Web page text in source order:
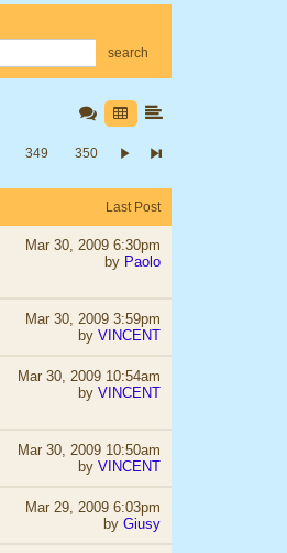
search
349 350
Last Post
Mar 30, 2009 6:30pm
by Paolo
Mar 30, 2009 3:59pm
by VINCENT
Mar 30, 2009 10:54am
by VINCENT
Mar 30, 2009 10:50am
by VINCENT
Mar 29, 2009 6:03pm
by Giusy